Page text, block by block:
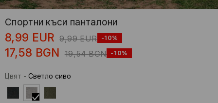
Спортни къси панталони
8,99 EUR 9,99 EUR -10%
17,58 BGN 19,54 BGN -10%
Цвят - Светло сиво